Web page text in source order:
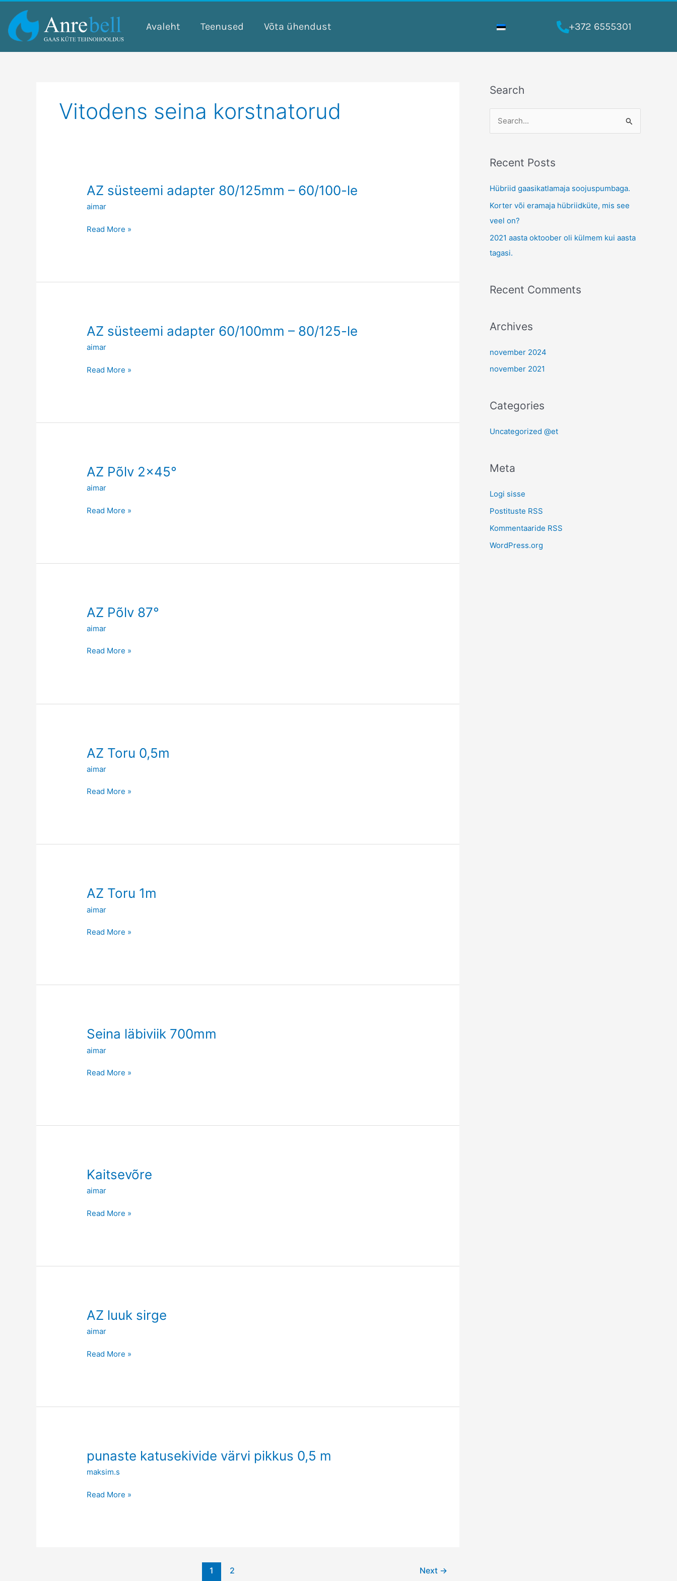
content
Avaleht Teenused Võta ühendust +372 6555301
Vitodens seina korstnatorud
AZ süsteemi adapter 80/125mm – 60/100-le
aimar
AZ
adapter
Read More »
AZ süsteemi adapter 60/100mm – 80/125-le
aimar
AZ
adapter
Read More »
AZ Põlv 2×45°
aimar
AZ
2×45°
Read More »
AZ Põlv 87°
aimar
AZ
87°
Read More »
AZ Toru 0,5m
aimar
AZ
0,5m
Read More »
AZ Toru 1m
aimar
AZ
1m
Read More »
Seina läbiviik 700mm
aimar
Seina
700mm
Read More »
Kaitsevõre
aimar
Kaitsevõre
Read More »
AZ luuk sirge
aimar
AZ
sirge
Read More »
punaste katusekivide värvi pikkus 0,5 m
maksim.s
punaste
katusekivide
värvi
0,5
Read More »
1 2 Next →
Search
r
c
r
:
Recent Posts
Hübriid gaasikatlamaja soojuspumbaga.
Korter või eramaja hübriidküte, mis see
veel on?
2021 aasta oktoober oli külmem kui aasta
tagasi.
Recent Comments
Archives
november 2024
november 2021
Categories
Uncategorized @et
Meta
Logi sisse
Postituste RSS
Kommentaaride RSS
WordPress.org